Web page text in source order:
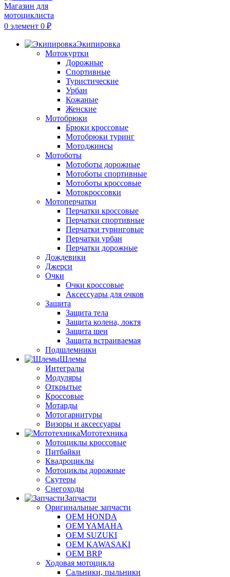
0 элемент 0 ₽
Экипировка
Мотокуртки
Дорожные
Спортивные
Туристические
Урбан
Кожаные
Женские
Мотобрюки
Брюки кроссовые
Мотобрюки туринг
Мотоджинсы
Мотоботы
Мотоботы дорожные
Мотоботы спортивные
Мотоботы кроссовые
Мотокроссовки
Мотоперчатки
Перчатки кроссовые
Перчатки спортивные
Перчатки туринговые
Перчатки урбан
Перчатки дорожные
Дождевики
Джерси
Очки
Очки кроссовые
Аксессуары для очков
Защита
Защита тела
Защита колена, локтя
Защита шеи
Защита встраиваемая
Подшлемники
Шлемы
Интегралы
Модуляры
Открытые
Кроссовые
Мотарды
Мотогарнитуры
Визоры и аксессуары
Мототехника
Мотоциклы кроссовые
Питбайки
Квадроциклы
Мотоциклы дорожные
Скутеры
Снегоходы
Запчасти
Оригинальные запчасти
OEM HONDA
OEM YAMAHA
OEM SUZUKI
OEM KAWASAKI
OEM BRP
Ходовая мотоцикла
Сальники, пыльники